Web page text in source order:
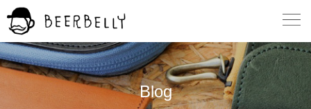
Blog